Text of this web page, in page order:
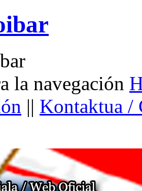
la navegación
|| Kontaktua /